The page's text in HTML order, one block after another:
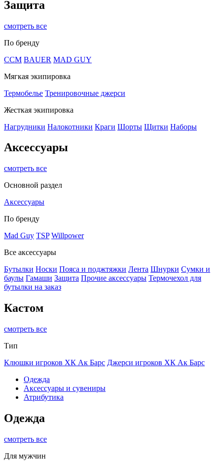
Защита
смотреть все
По бренду
CCM BAUER MAD GUY
Мягкая экипировка
Термобелье Тренировочные джерси
Жесткая экипировка
Нагрудники Налокотники Краги Шорты Щитки Наборы
Аксессуары
смотреть все
Основной раздел
Аксессуары
По бренду
Mad Guy TSP Willpower
Все аксессуары
Бутылки Носки Пояса и поджтяжки Лента Шнурки Сумки и
баулы Гамаши Защита Прочие аксессуары Термочехол для
бутылки на заказ
Кастом
смотреть все
Тип
Клюшки игроков ХК Ак Барс Джерси игроков ХК Ак Барс
Одежда
Аксессуары и сувениры
Атрибутика
Одежда
смотреть все
Для мужчин